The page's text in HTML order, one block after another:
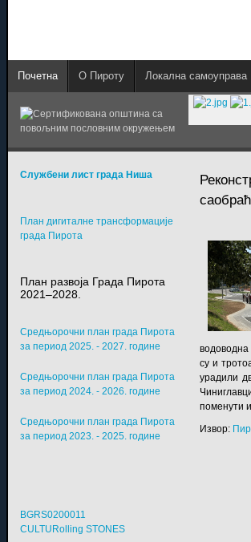
Почетна О Пироту Локална самоуправа
су и
урадили
поменути
Извор:
Службени лист града Ниша
План дигиталне трансформације
града Пирота
План развоја Града Пирота
2021–2028.
Средњорочни план града Пирота
за период 2025. - 2027. године
Средњорочни план града Пирота
за период 2024. - 2026. године
Средњорочни план града Пирота
за период 2023. - 2025. године
BGRS0200011
CULTURolling STONES